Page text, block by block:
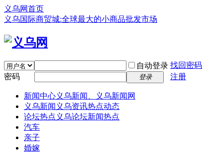
义乌网首页
义乌国际商贸城:全球最大的小商品批发市场
自动登录 找回密码
密码
登录 注册
新闻中心义乌新闻、义乌新闻网
义乌新闻 义乌资讯热点动态
论坛热点 义乌论坛新闻热点
汽车
亲子
婚嫁